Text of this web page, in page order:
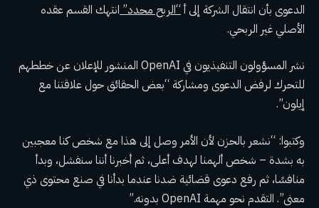
الدعوى بأن انتقال الشركة إلى أ“الربح محدد” انتهك القسم عقده
الأصلي غير الربحي.
نشر المسؤولون التنفيذيون في OpenAI المنشور للإعلان عن خططهم
للتحرك لرفض الدعوى ومشاركة “بعض الحقائق حول علاقتنا مع
إيلون”.
وكتبوا: “نشعر بالحزن لأن الأمر وصل إلى هذا مع شخص كنا معجبين
به بشدة – شخص ألهمنا لهدف أعلى، ثم أخبرنا أننا سنفشل، وبدأ
منافسًا، ثم رفع دعوى قضائية ضدنا عندما بدأنا في صنع محتوى ذي
معنى”. التقدم نحو مهمة OpenAI بدونه.”